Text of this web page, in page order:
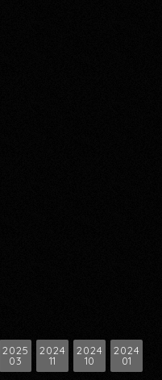
2025
03
2024
11
2024
10
2024
01